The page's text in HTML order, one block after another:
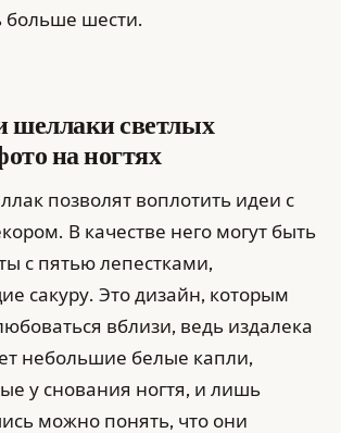
больше шести.
шеллаки светлых
на ногтях
позволят воплотить идеи с
В качестве него могут быть
с пятью лепестками,
сакуру. Это дизайн, которым
вблизи, ведь издалека
небольшие белые капли,
у снования ногтя, и лишь
можно понять, что они